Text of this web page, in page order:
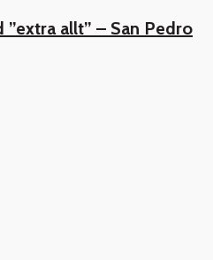
allt” – San Pedro